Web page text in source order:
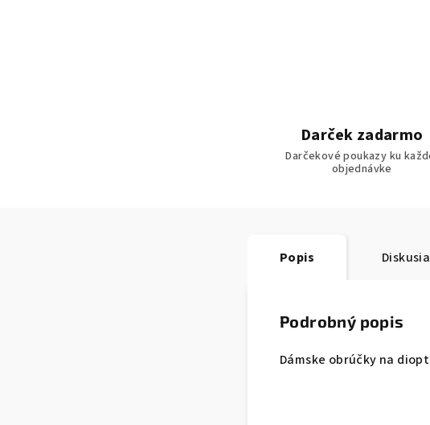
Darček zadarmo
Darčekové poukazy ku
objednávke
Popis Diskusia
Podrobný popis
Dámske obrúčky na